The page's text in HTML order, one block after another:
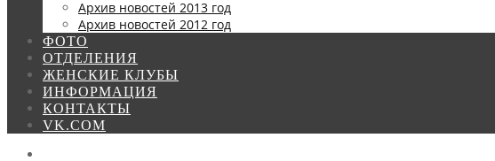
Архив новостей 2013 год
Архив новостей 2012 год
ФОТО
ОТДЕЛЕНИЯ
ЖЕНСКИЕ КЛУБЫ
ИНФОРМАЦИЯ
КОНТАКТЫ
VK.COM